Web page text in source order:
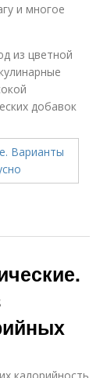
и многое
из цветной
добавок
калорийность